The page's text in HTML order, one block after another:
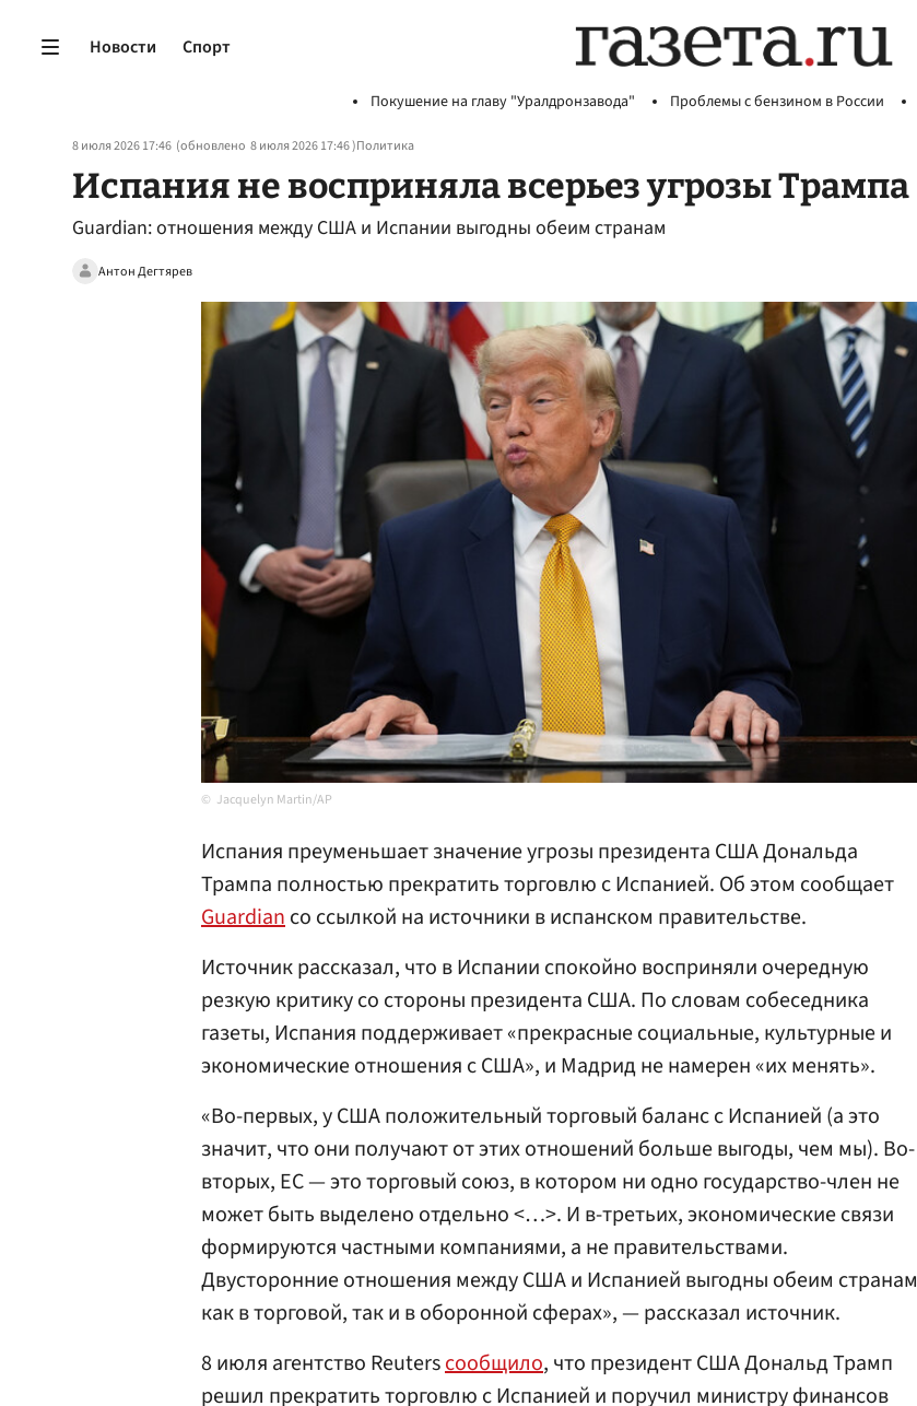
Новости Спорт
Покушение на главу "Уралдронзавода" Проблемы с бензином в России
8 июля 2026 17:46 (обновлено 8 июля 2026 17:46)Политика
Испания не восприняла всерьез угрозы Трампа
Guardian: отношения между США и Испании выгодны обеим странам
Антон Дегтярев
Jacquelyn Martin/AP
Испания преуменьшает значение угрозы президента США Дональда
Трампа полностью прекратить торговлю с Испанией. Об этом сообщает
Guardianсо ссылкой на источники в испанском правительстве.
Источник рассказал, что в Испании спокойно восприняли очередную
резкую критику со стороны президента США. По словам собеседника
газеты, Испания поддерживает «прекрасные социальные, культурные и
экономические отношения с США», и Мадрид не намерен «их менять».
«Во-первых, у США положительный торговый баланс с Испанией (а это
значит, что они получают от этих отношений больше выгоды, чем мы). Во-
вторых, ЕС — это торговый союз, в котором ни одно государство-член не
может быть выделено отдельно <…>. И в-третьих, экономические связи
формируются частными компаниями, а не правительствами.
Двусторонние отношения между США и Испанией выгодны обеим странам
как в торговой, так и в оборонной сферах», — рассказал источник.
8 июля агентство Reutersсообщило, что президент США Дональд Трамп
решил прекратить торговлю с Испанией и поручил министру финансов